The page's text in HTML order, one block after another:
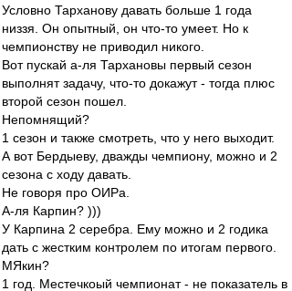
Условно Тарханову давать больше 1 года
низзя. Он опытный, он что-то умеет. Но к
чемпионству не приводил никого.
Вот пускай а-ля Тархановы первый сезон
выполнят задачу, что-то докажут - тогда плюс
второй сезон пошел.
Непомнящий?
1 сезон и также смотреть, что у него выходит.
А вот Бердыеву, дважды чемпиону, можно и 2
сезона с ходу давать.
Не говоря про ОИРа.
А-ля Карпин? )))
У Карпина 2 серебра. Ему можно и 2 годика
дать с жестким контролем по итогам первого.
МЯкин?
1 год. Местечкоый чемпионат - не показатель в